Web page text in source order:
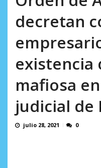
decretan
existencia
mafiosa
judicial de
julio 28, 2021 0